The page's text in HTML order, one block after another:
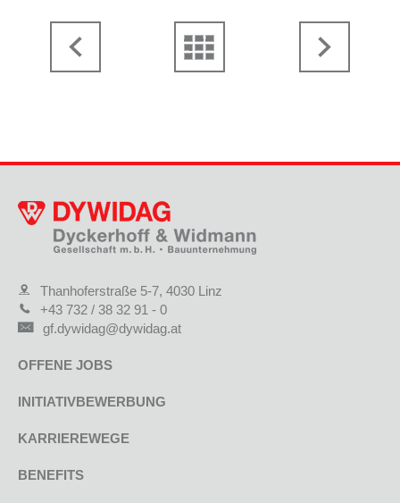
Thanhoferstraße 5-7, 4030 Linz
+43 732 / 38 32 91 - 0
gf.dywidag@dywidag.at
OFFENE JOBS
INITIATIVBEWERBUNG
KARRIEREWEGE
BENEFITS